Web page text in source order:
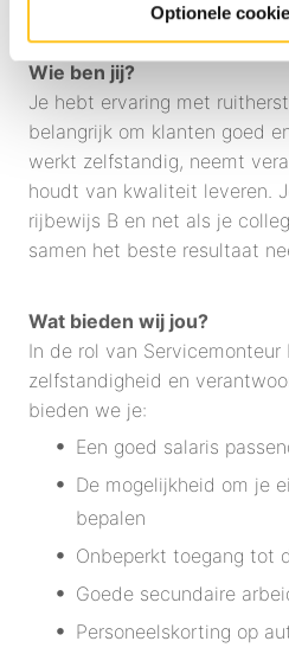
Optionele
Wie ben jij?
Je hebt ervaring met
belangrijk om klanten goed
werkt zelfstandig, neemt
houdt van kwaliteit leveren.
rijbewijs B en net als je
samen het beste resultaat
Wat bieden wij jou?
In de rol van
zelfstandigheid en
bieden we je:
Een goed salaris
De mogelijkheid om je
bepalen
Onbeperkt toegang tot
Goede secundaire
Personeelskorting op